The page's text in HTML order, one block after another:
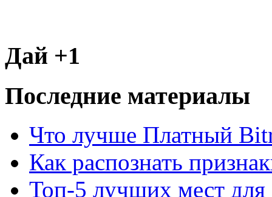
Дай +1
Последние материалы
Что лучше Платный
Как распознать
Топ-5 лучших мест для